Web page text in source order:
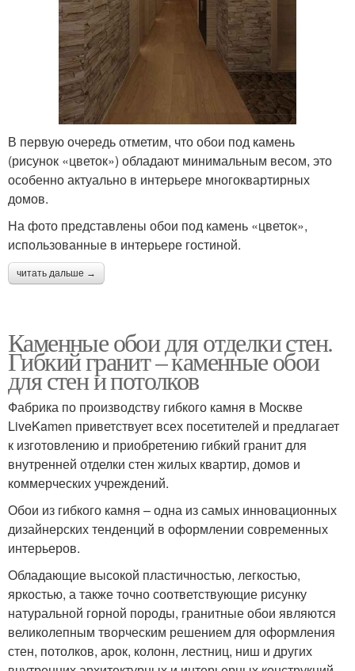
В первую очередь отметим, что обои под камень
(рисунок «цветок») обладают минимальным весом, это
особенно актуально в интерьере многоквартирных
домов.
На фото представлены обои под камень «цветок»,
использованные в интерьере гостиной.
читать дальше →
Каменные обои для отделки стен.
Гибкий гранит – каменные обои
для стен и потолков
Фабрика по производству гибкого камня в Москве
LiveKamen приветствует всех посетителей и предлагает
к изготовлению и приобретению гибкий гранит для
внутренней отделки стен жилых квартир, домов и
коммерческих учреждений.
Обои из гибкого камня – одна из самых инновационных
дизайнерских тенденций в оформлении современных
интерьеров.
Обладающие высокой пластичностью, легкостью,
яркостью, а также точно соответствующие рисунку
натуральной горной породы, гранитные обои являются
великолепным творческим решением для оформления
стен, потолков, арок, колонн, лестниц, ниш и других